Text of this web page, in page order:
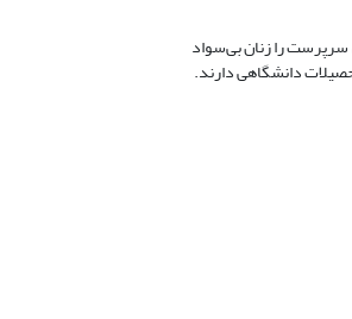
کاسته شده‌ است؛ به‌طوری‌که بیش از ۵8 درصد از خانوارهای زن سرپرست را زنان بی‌سواد